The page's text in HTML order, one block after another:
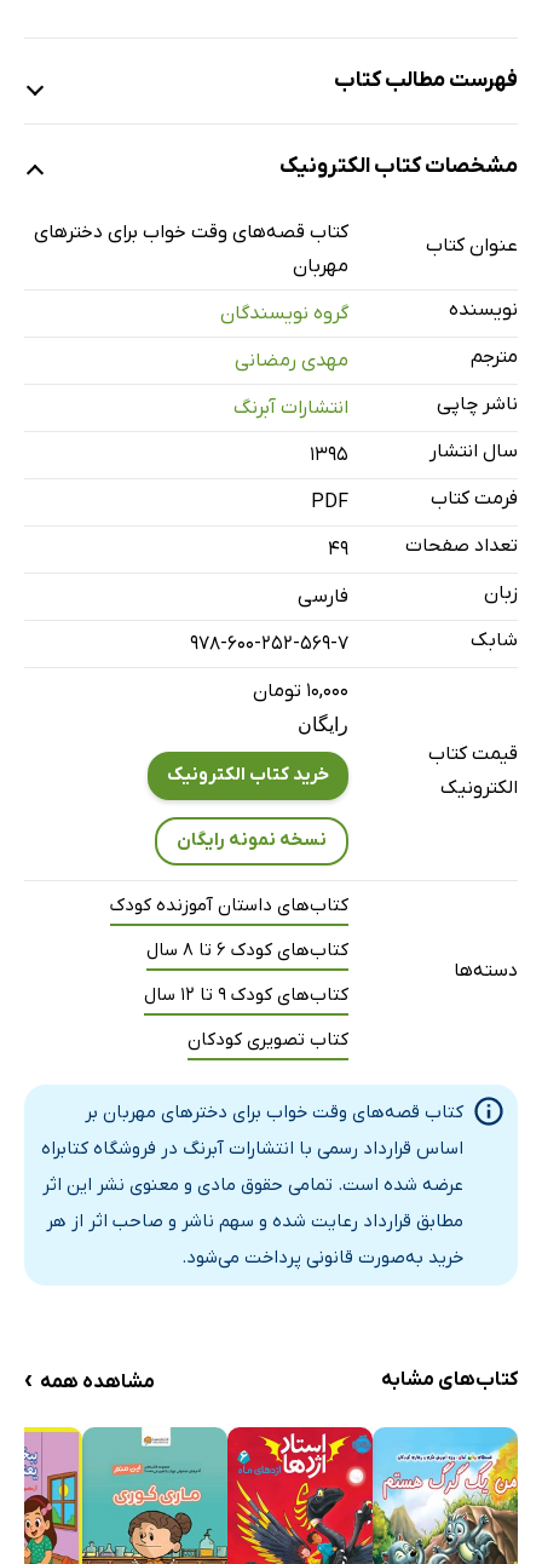
فهرست مطالب کتاب
گردش با حیوانات
مهمانی شبانه‌ی سارا
تخت نو
رویای جولی
مشخصات کتاب الکترونیک
عنوان کتاب
کتاب قصه‌های وقت خواب برای دخترهای
مهربان
نویسنده
گروه نویسندگان
مترجم
مهدی رمضانی
ناشر چاپی
انتشارات آبرنگ
سال انتشار
۱۳۹۵
فرمت کتاب
PDF
تعداد صفحات
49
زبان
فارسی
شابک
978-600-252-569-7
قیمت کتاب
الکترونیک
۱۰,۰۰۰ تومان
رایگان
خرید کتاب الکترونیک
نسخه نمونه رایگان
دسته‌ها
کتاب‌های داستان آموزنده کودک
کتاب‌های کودک 6 تا 8 سال
کتاب‌های کودک 9 تا 12 سال
کتاب تصویری کودکان
کتاب قصه‌های وقت خواب برای دخترهای مهربان بر
اساس قرارداد رسمی با انتشارات آبرنگ در فروشگاه کتابراه
عرضه شده است. تمامی حقوق مادی و معنوی نشر این اثر
مطابق قرارداد رعایت شده و سهم ناشر و صاحب اثر از هر
خرید به‌صورت قانونی پرداخت می‌شود.
کتاب‌های مشابه مشاهده همه ›